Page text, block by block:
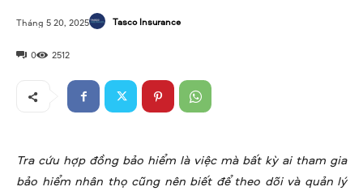
0 2512
Tháng 5 20, 2025 Tasco Insurance
Tra cứu hợp đồng bảo hiểm là việc mà bất kỳ ai tham gia
bảo hiểm nhân thọ cũng nên biết để theo dõi và quản lý